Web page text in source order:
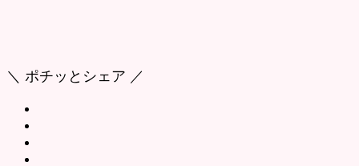
＼ ポチッとシェア ／